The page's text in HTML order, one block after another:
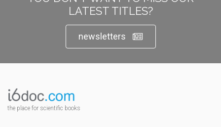
LATEST TITLES?
newsletters
the place for scientific books